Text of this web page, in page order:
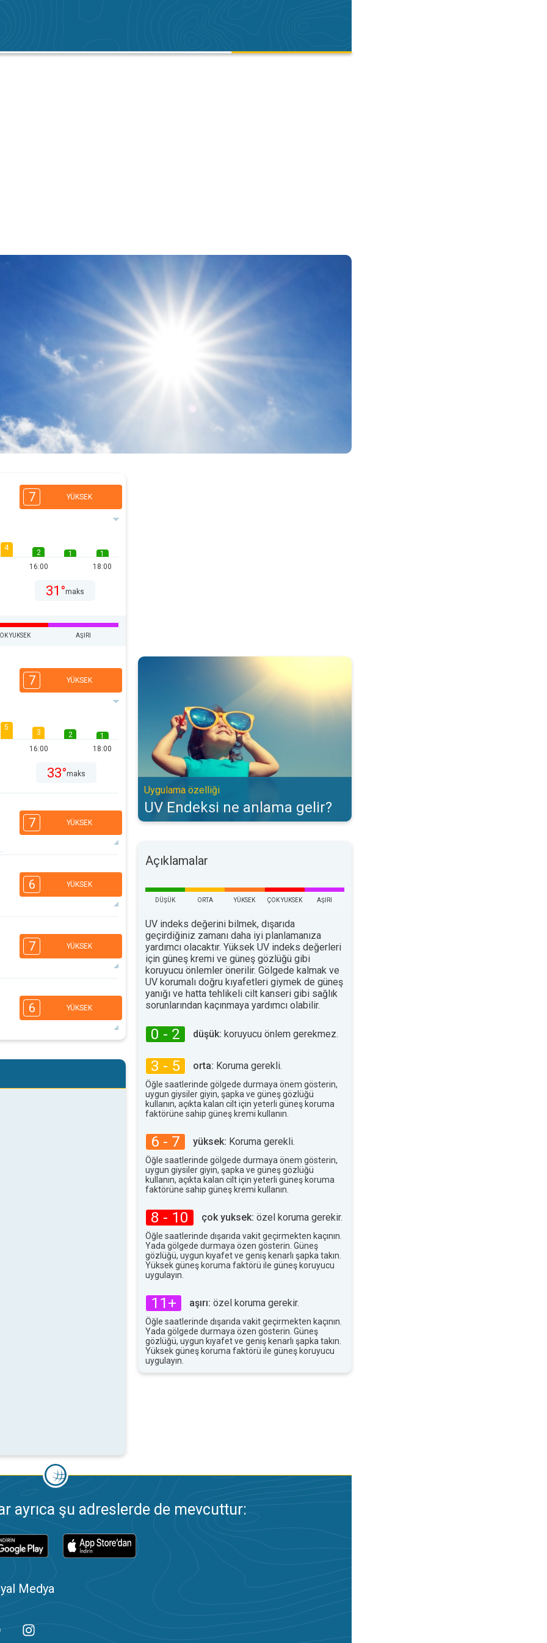
7 YÜKSEK
4
2
16:00
1
1
18:00
31°maks
YUKSEK AŞIRI
7 YÜKSEK
5
3
16:00
2
1
18:00
33°maks
7 YÜKSEK
2
16:00
1
35°maks
6 YÜKSEK
3
16:00
33°
7 YÜKSEK
3
16:00
29°maks
6 YÜKSEK
3
2
1
UV Endeksi ne anlama gelir?. Uygulama özelliği. . .
Uygulama özelliği
UV Endeksi ne anlama gelir?
Açıklamalar
DÜŞÜK ORTA YÜKSEK ÇOK YUKSEK AŞIRI
UV indeks değerini bilmek, dışarıda
geçirdiğiniz zamanı daha iyi planlamanıza
yardımcı olacaktır. Yüksek UV indeks değerleri
için güneş kremi ve güneş gözlüğü gibi
koruyucu önlemler önerilir. Gölgede kalmak ve
UV korumalı doğru kıyafetleri giymek de güneş
yanığı ve hatta tehlikeli cilt kanseri gibi sağlık
sorunlarından kaçınmaya yardımcı olabilir.
0 - 2 düşük: koruyucu önlem gerekmez.
3 - 5 orta: Koruma gerekli.
Öğle saatlerinde gölgede durmaya önem gösterin,
uygun giysiler giyin, şapka ve güneş gözlüğü
kullanın, açıkta kalan cilt için yeterli güneş koruma
faktörüne sahip güneş kremi kullanın.
6 - 7 yüksek: Koruma gerekli.
Öğle saatlerinde gölgede durmaya önem gösterin,
uygun giysiler giyin, şapka ve güneş gözlüğü
kullanın, açıkta kalan cilt için yeterli güneş koruma
faktörüne sahip güneş kremi kullanın.
8 - 10 çok yuksek: özel koruma gerekir.
Öğle saatlerinde dışarıda vakit geçirmekten kaçının.
Yada gölgede durmaya özen gösterin. Güneş
gözlüğü, uygun kıyafet ve geniş kenarlı şapka takın.
Yüksek güneş koruma faktörü ile güneş koruyucu
uygulayın.
11+ aşırı: özel koruma gerekir.
Öğle saatlerinde dışarıda vakit geçirmekten kaçının.
Yada gölgede durmaya özen gösterin. Güneş
gözlüğü, uygun kıyafet ve geniş kenarlı şapka takın.
Yüksek güneş koruma faktörü ile güneş koruyucu
uygulayın.
ayrıca şu adreslerde de mevcuttur:
Medya